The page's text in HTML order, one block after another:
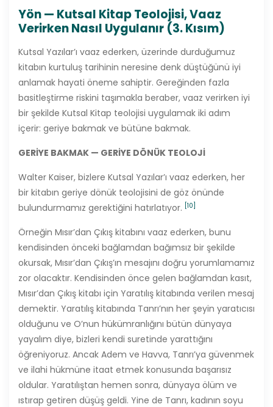
Yön — Kutsal Kitap Teolojisi, Vaaz
Verirken Nasıl Uygulanır (3. Kısım)
Kutsal Yazılar’ı vaaz ederken, üzerinde durduğumuz
kitabın kurtuluş tarihinin neresine denk düştüğünü iyi
anlamak hayati öneme sahiptir. Gereğinden fazla
basitleştirme riskini taşımakla beraber, vaaz verirken iyi
bir şekilde Kutsal Kitap teolojisi uygulamak iki adım
içerir: geriye bakmak ve bütüne bakmak.
GERİYE BAKMAK — GERİYE DÖNÜK TEOLOJİ
Walter Kaiser, bizlere Kutsal Yazılar’ı vaaz ederken, her
bir kitabın geriye dönük teolojisini de göz önünde
bulundurmamız gerektiğini hatırlatıyor. [10]
Örneğin Mısır’dan Çıkış kitabını vaaz ederken, bunu
kendisinden önceki bağlamdan bağımsız bir şekilde
okursak, Mısır’dan Çıkış’ın mesajını doğru yorumlamamız
zor olacaktır. Kendisinden önce gelen bağlamdan kasıt,
Mısır’dan Çıkış kitabı için Yaratılış kitabında verilen mesaj
demektir. Yaratılış kitabında Tanrı’nın her şeyin yaratıcısı
olduğunu ve O’nun hükümranlığını bütün dünyaya
yayalım diye, bizleri kendi suretinde yarattığını
öğreniyoruz. Ancak Adem ve Havva, Tanrı’ya güvenmek
ve ilahi hükmüne itaat etmek konusunda başarısız
oldular. Yaratılıştan hemen sonra, dünyaya ölüm ve
ıstırap getiren düşüş geldi. Yine de Tanrı, kadının soyu